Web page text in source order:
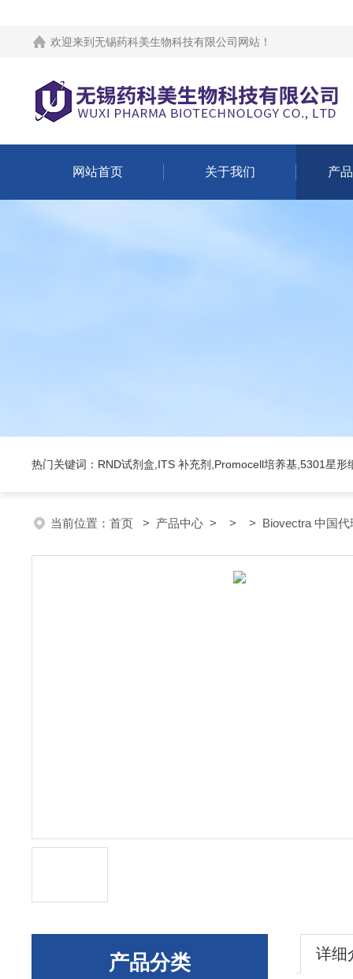
欢迎来到 无锡药科美生物科技有限公司网站 ！
网站首页 关于我们 产
热门关键词：RND试剂盒,ITS 补充剂,Promocell培养基,5301星形
当前位置： 首页 > 产品中心 > > > Biovectra 中国代
产品分类 详细